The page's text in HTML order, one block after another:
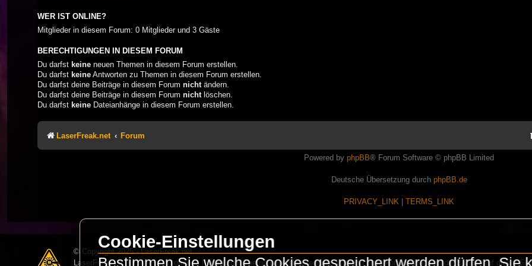
WER IST ONLINE?
Mitglieder in diesem Forum: 0 Mitglieder und 3 Gäste
BERECHTIGUNGEN IN DIESEM FORUM
Du darfst keine neuen Themen in diesem Forum erstellen.
Du darfst keine Antworten zu Themen in diesem Forum erstellen.
Du darfst deine Beiträge in diesem Forum nicht ändern.
Du darfst deine Beiträge in diesem Forum nicht löschen.
Du darfst keine Dateianhänge in diesem Forum erstellen.
LaserFreak.net Forum
Powered by phpBB® Forum Software © phpBB Limited
Deutsche Übersetzung durch phpBB.de
PRIVACY_LINK TERMS_LINK
© Copyright 2025 - LaserFreak.net
LaserFreak ist ein freies und offenes Forum zum Thema Lasershowtechnik. Wir sind nicht kommerziell und die Banner auf dieser
Cookie-Einstellungen
Bestimmen Sie welche Cookies gespeichert werden dürfen. Sie